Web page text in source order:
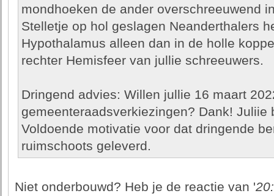
mondhoeken de ander overschreeuwend
Stelletje op hol geslagen Neanderthalers
Hypothalamus alleen dan in de holle
rechter Hemisfeer van jullie schreeuwers.
Dringend advies: Willen jullie 16 maart
gemeenteraadsverkiezingen? Dank!
Voldoende motivatie voor dat dringende
ruimschoots geleverd.
Niet onderbouwd? Heb je de reactie van '